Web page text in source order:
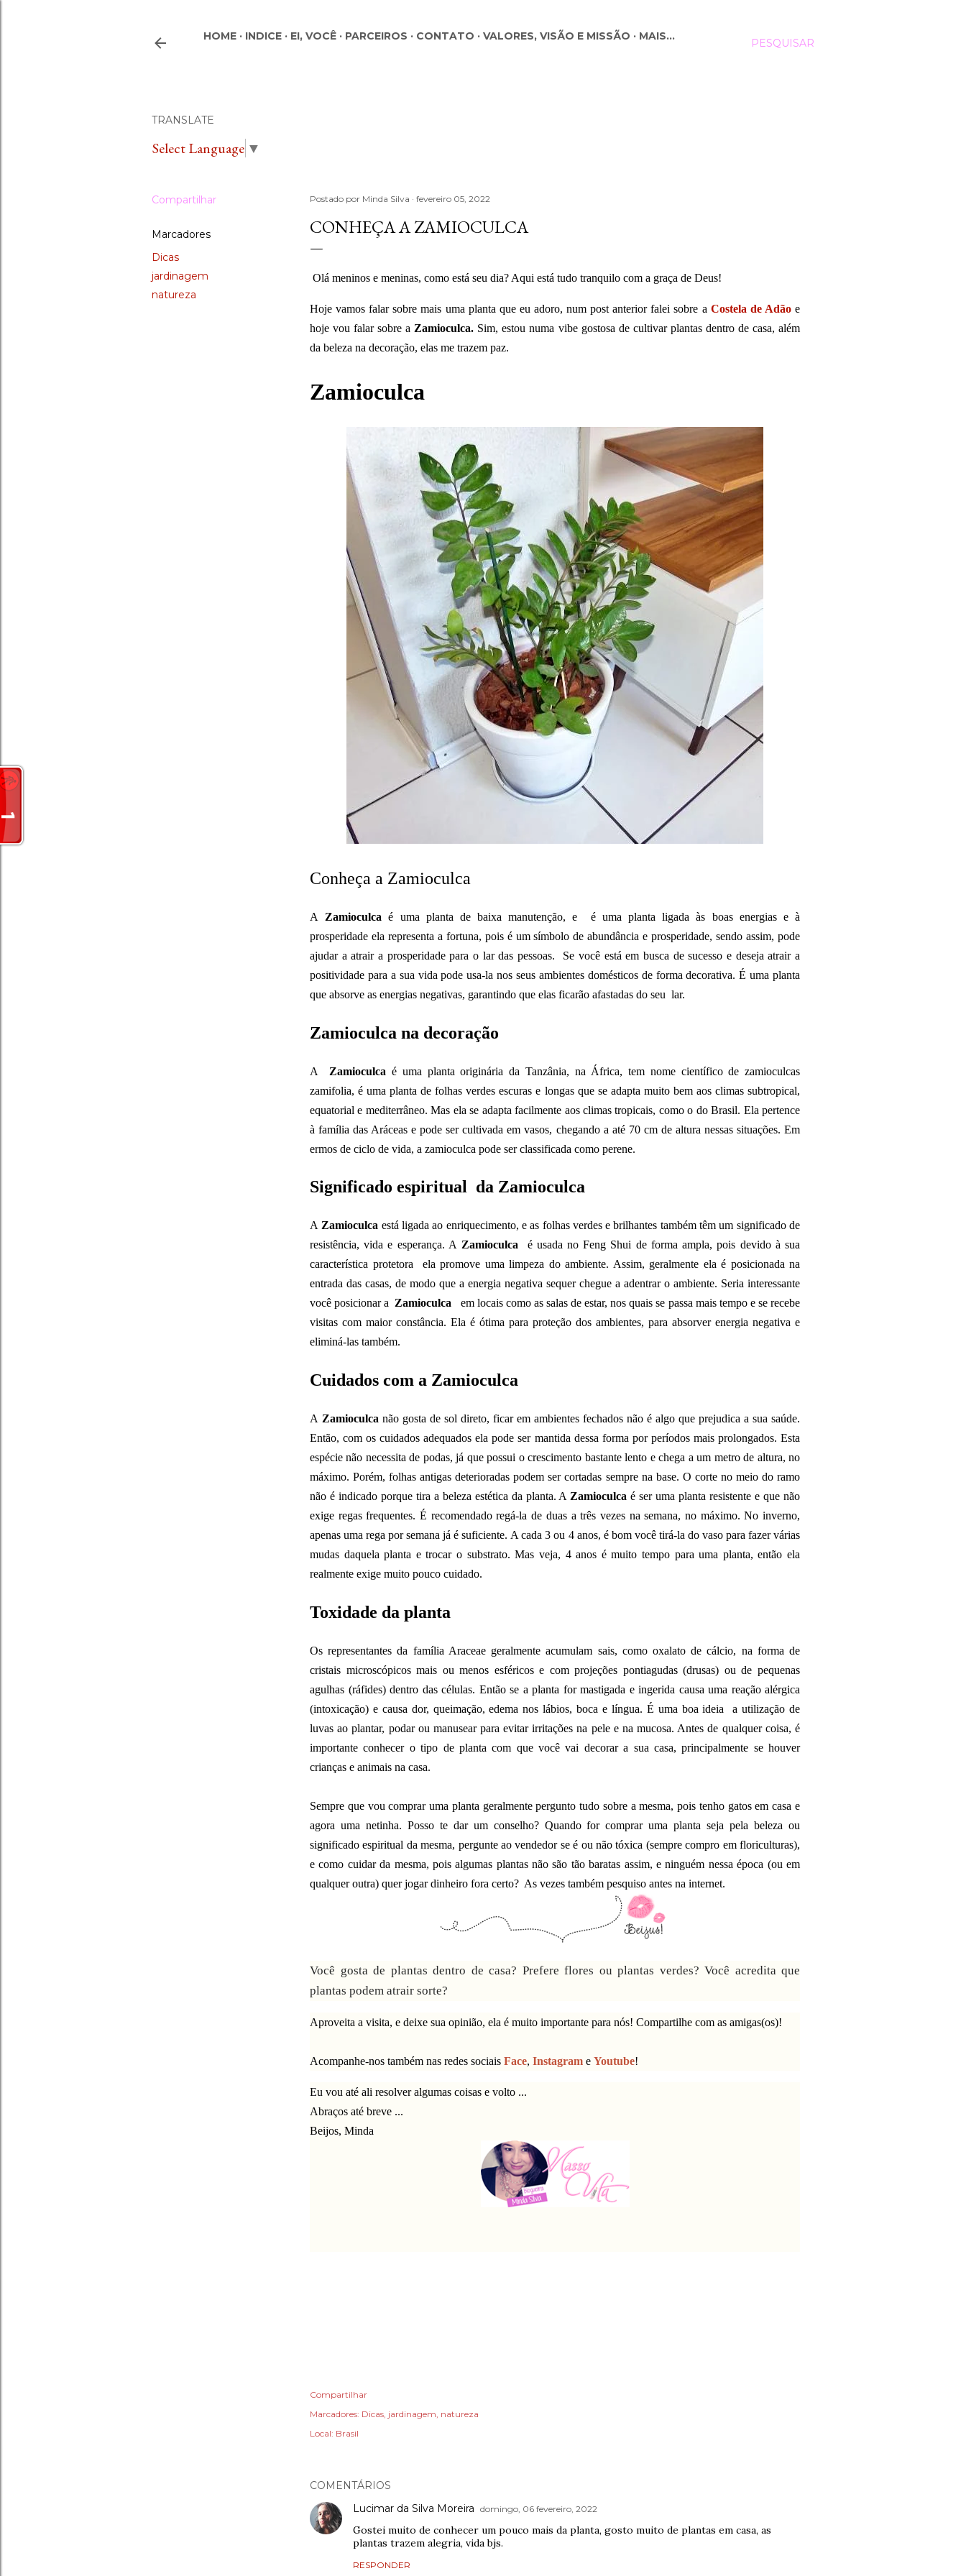
PESQUISAR
HOME INDICE EI, VOCÊ PARCEIROS CONTATO VALORES, VISÃO E MISSÃO MAIS…
TRANSLATE
Select Language ▼
Compartilhar
Marcadores
Dicas
jardinagem
natureza
Postado por Minda Silva fevereiro 05, 2022
CONHEÇA A ZAMIOCULCA
Olá meninos e meninas, como está seu dia? Aqui está tudo tranquilo com a graça de Deus!
Hoje vamos falar sobre mais uma planta que eu adoro, num post anterior falei sobre a Costela de Adão e
hoje vou falar sobre a Zamioculca. Sim, estou numa vibe gostosa de cultivar plantas dentro de casa, além
da beleza na decoração, elas me trazem paz.
Zamioculca
Conheça a Zamioculca
A Zamioculca é uma planta de baixa manutenção, e
é uma planta ligada às boas energias e à
prosperidade ela representa a fortuna, pois é um símbolo de abundância e prosperidade, sendo assim, pode
ajudar a atrair a prosperidade para o lar das pessoas. Se você está em busca de sucesso e deseja atrair a
positividade para a sua vida pode usa-la nos seus ambientes domésticos de forma decorativa. É uma planta
que absorve as energias negativas, garantindo que elas ficarão afastadas do seu lar.
Zamioculca na decoração
A Zamioculca é uma planta originária da Tanzânia, na África,tem nome científico de zamioculcas
zamifolia, é uma planta de folhas verdes escuras e longas que se adapta muito bem aos climas subtropical,
equatorial e mediterrâneo. Mas ela se adapta facilmente aos climas tropicais, como o do Brasil. Ela pertence
à família das Aráceas e pode ser cultivada em vasos, chegando a até 70 cm de altura nessas situações. Em
ermos de ciclo de vida, a zamioculca pode ser classificada como perene.
Significado espiritual da Zamioculca
A Zamioculca está ligada ao enriquecimento, e as folhas verdes e brilhantes também têm um significado de
resistência, vida e esperança. A Zamioculca é usada no Feng Shui de forma ampla, pois devido à sua
característica protetora ela promove uma limpeza do ambiente. Assim, geralmente ela é posicionada na
entrada das casas, de modo que a energia negativa sequer chegue a adentrar o ambiente. Seria interessante
você posicionar a Zamioculca
em locais como as salas de estar, nos quais se passa mais tempo e se recebe
visitas com maior constância. Ela é ótima para proteção dos ambientes, para absorver energia negativa e
eliminá-las também.
Cuidados com a Zamioculca
A Zamioculca não gosta de sol direto, ficar em ambientes fechados não é algo que prejudica a sua saúde.
Então, com os cuidados adequados ela pode ser mantida dessa forma por períodos mais prolongados. Esta
espécie não necessita de podas, já que possui o crescimento bastante lento e chega a um metro de altura, no
máximo. Porém, folhas antigas deterioradas podem ser cortadas sempre na base. O corte no meio do ramo
não é indicado porque tira a beleza estética da planta. A Zamioculca é ser uma planta resistente e que não
exige regas frequentes. É recomendado regá-la de duas a três vezes na semana, no máximo. No inverno,
apenas uma rega por semana já é suficiente. A cada 3 ou 4 anos, é bom você tirá-la do vaso para fazer várias
mudas daquela planta e trocar o substrato. Mas veja, 4 anos é muito tempo para uma planta, então ela
realmente exige muito pouco cuidado.
Toxidade da planta
Os representantes da família Araceae geralmente acumulam sais, como oxalato de cálcio, na forma de
cristais microscópicos mais ou menos esféricos e com projeções pontiagudas (drusas) ou de pequenas
agulhas (ráfides) dentro das células. Então se a planta for mastigada e ingerida causa uma reação alérgica
(intoxicação) e causa dor, queimação, edema nos lábios, boca e língua. É uma boa ideia a utilização de
luvas ao plantar, podar ou manusear para evitar irritações na pele e na mucosa. Antes de qualquer coisa, é
importante conhecer o tipo de planta com que você vai decorar a sua casa, principalmente se houver
crianças e animais na casa.
Sempre que vou comprar uma planta geralmente pergunto tudo sobre a mesma, pois tenho gatos em casa e
agora uma netinha. Posso te dar um conselho? Quando for comprar uma planta seja pela beleza ou
significado espiritual da mesma, pergunte ao vendedor se é ou não tóxica (sempre compro em floriculturas),
e como cuidar da mesma, pois algumas plantas não são tão baratas assim, e ninguém nessa época (ou em
qualquer outra) quer jogar dinheiro fora certo? As vezes também pesquiso antes na internet.
Você gosta de plantas dentro de casa? Prefere flores ou plantas verdes? Você acredita que
plantas podem atrair sorte?
Aproveita a visita, e deixe sua opinião, ela é muito importante para nós! Compartilhe com as amigas(os)!
Acompanhe-nos também nas redes sociais Face, Instagram e Youtube!
Eu vou até ali resolver algumas coisas e volto ...
Abraços até breve ...
Beijos, Minda
Compartilhar
Marcadores: Dicas jardinagem natureza
Local: Brasil
COMENTÁRIOS
Lucimar da Silva Moreira domingo, 06 fevereiro, 2022
Gostei muito de conhecer um pouco mais da planta, gosto muito de plantas em casa, as
plantas trazem alegria, vida bjs.
RESPONDER